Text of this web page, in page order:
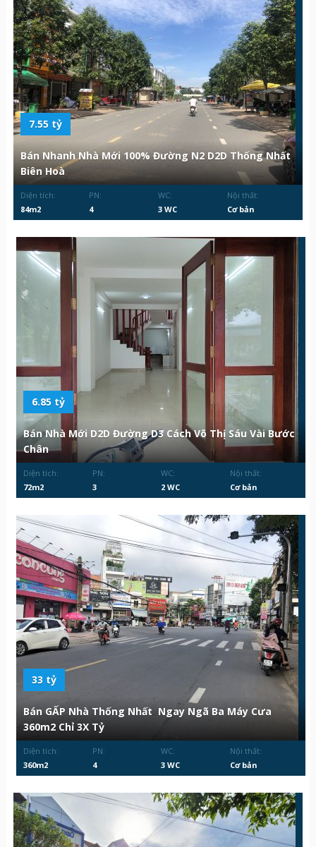
7.55 tỷ
Bán Nhanh Nhà Mới 100% Đường N2 D2D Thống Nhất
Biên Hoà
Diện tích:
84m2
PN:
4
WC:
3 WC
Nội thất:
Cơ bản
6.85 tỷ
Bán Nhà Mới D2D Đường D3 Cách Võ Thị Sáu Vài Bước
Chân
Diện tích:
72m2
PN:
3
WC:
2 WC
Nội thất:
Cơ bản
33 tỷ
Bán GẤP Nhà Thống Nhất Ngay Ngã Ba Máy Cưa
360m2 Chỉ 3X Tỷ
Diện tích:
360m2
PN:
4
WC:
3 WC
Nội thất:
Cơ bản